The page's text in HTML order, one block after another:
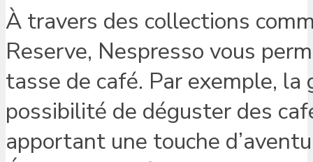
À travers des collections
Reserve, Nespresso vous
tasse de café. Par exemple,
possibilité de déguster des
apportant une touche